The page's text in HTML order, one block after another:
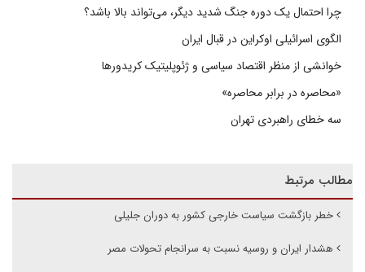
چرا احتمال یک دوره جنگ شدید دیگر، می‌تواند بالا باشد؟
الگوی اسرائیلی اوکراین در قبال ایران
خوانشی از منظر اقتصاد سیاسی و ژئوپلیتیک کریدورها
«محاصره در برابر محاصره»
سه خطای راهبردی تهران
مطالب مرتبط
خطر بازگشت سیاست خارجی کشور به دوران جلیلی
هشدار ایران و روسیه نسبت به سرانجام تحولات مصر